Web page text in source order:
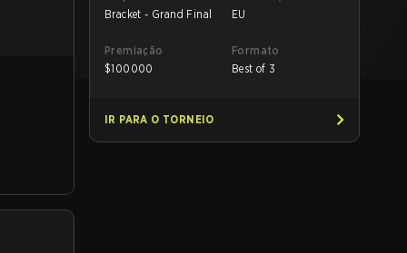
Bracket - Grand Final
EU
Premiação
$100000
Formato
Best of 3
IR PARA O TORNEIO